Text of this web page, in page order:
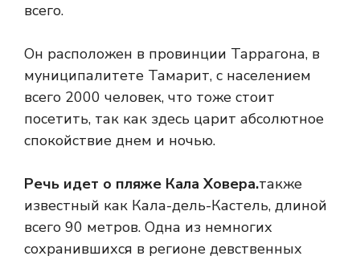
всего.
Он расположен в провинции Таррагона, в
муниципалитете Тамарит, с населением
всего 2000 человек, что тоже стоит
посетить, так как здесь царит абсолютное
спокойствие днем ​​и ночью.
Речь идет о пляже Кала Ховера.также
известный как Кала-дель-Кастель, длиной
всего 90 метров. Одна из немногих
сохранившихся в регионе девственных